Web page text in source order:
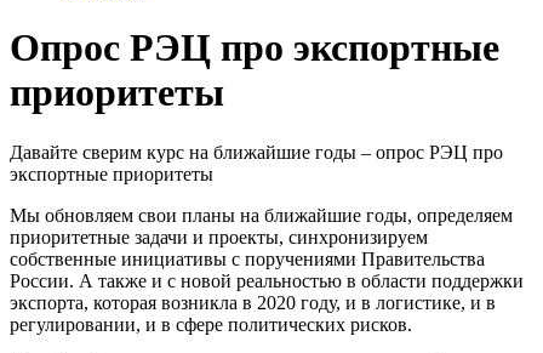
Опрос РЭЦ про экспортные
приоритеты
Давайте сверим курс на ближайшие годы – опрос РЭЦ про
экспортные приоритеты
Мы обновляем свои планы на ближайшие годы, определяем
приоритетные задачи и проекты, синхронизируем
собственные инициативы с поручениями Правительства
России. А также и с новой реальностью в области поддержки
экспорта, которая возникла в 2020 году, и в логистике, и в
регулировании, и в сфере политических рисков.